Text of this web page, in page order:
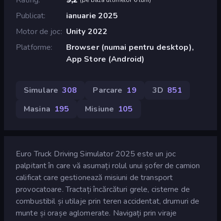
Publicat
ianuarie 2025
Motor de joc Unity 2022
Platforme
Browser (numai pentru desktop),
App Store (Android)
Simulare 308 Parcare 19 3D 851
Masina 195 Misiune 105
Euro Truck Driving Simulator 2025 este un joc
palpitant în care vă asumați rolul unui șofer de camion
calificat care gestionează misiuni de transport
provocatoare. Tractați încărcături grele, cisterne de
combustibil și utilaje prin teren accidentat, drumuri de
munte și orașe aglomerate. Navigați prin viraje